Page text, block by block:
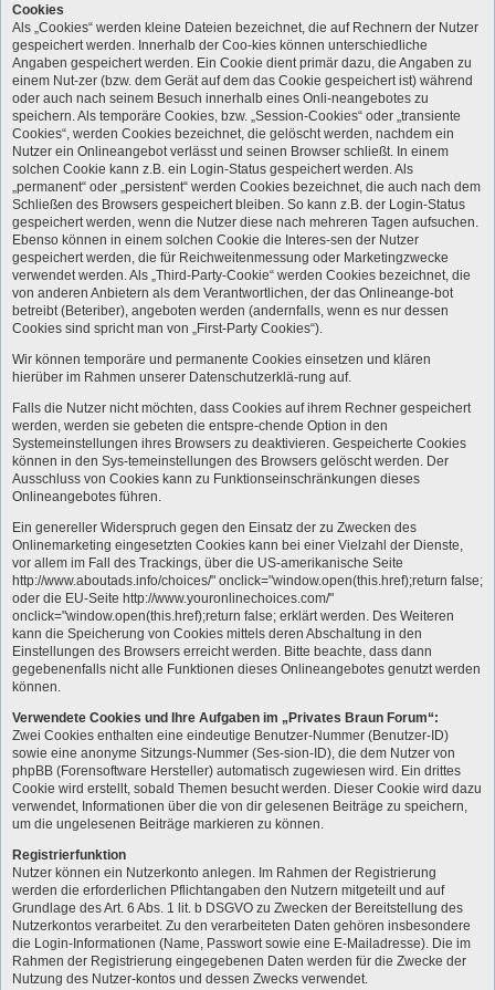
Cookies
Als „Cookies“ werden kleine Dateien bezeichnet, die auf Rechnern der Nutzer
gespeichert werden. Innerhalb der Coo-kies können unterschiedliche
Angaben gespeichert werden. Ein Cookie dient primär dazu, die Angaben zu
einem Nut-zer (bzw. dem Gerät auf dem das Cookie gespeichert ist) während
oder auch nach seinem Besuch innerhalb eines Onli-neangebotes zu
speichern. Als temporäre Cookies, bzw. „Session-Cookies“ oder „transiente
Cookies“, werden Cookies bezeichnet, die gelöscht werden, nachdem ein
Nutzer ein Onlineangebot verlässt und seinen Browser schließt. In einem
solchen Cookie kann z.B. ein Login-Status gespeichert werden. Als
„permanent“ oder „persistent“ werden Cookies bezeichnet, die auch nach dem
Schließen des Browsers gespeichert bleiben. So kann z.B. der Login-Status
gespeichert werden, wenn die Nutzer diese nach mehreren Tagen aufsuchen.
Ebenso können in einem solchen Cookie die Interes-sen der Nutzer
gespeichert werden, die für Reichweitenmessung oder Marketingzwecke
verwendet werden. Als „Third-Party-Cookie“ werden Cookies bezeichnet, die
von anderen Anbietern als dem Verantwortlichen, der das Onlineange-bot
betreibt (Beteriber), angeboten werden (andernfalls, wenn es nur dessen
Cookies sind spricht man von „First-Party Cookies“).
Wir können temporäre und permanente Cookies einsetzen und klären
hierüber im Rahmen unserer Datenschutzerklä-rung auf.
Falls die Nutzer nicht möchten, dass Cookies auf ihrem Rechner gespeichert
werden, werden sie gebeten die entspre-chende Option in den
Systemeinstellungen ihres Browsers zu deaktivieren. Gespeicherte Cookies
können in den Sys-temeinstellungen des Browsers gelöscht werden. Der
Ausschluss von Cookies kann zu Funktionseinschränkungen dieses
Onlineangebotes führen.
Ein genereller Widerspruch gegen den Einsatz der zu Zwecken des
Onlinemarketing eingesetzten Cookies kann bei einer Vielzahl der Dienste,
vor allem im Fall des Trackings, über die US-amerikanische Seite
http://www.aboutads.info/choices/" onclick="window.open(this.href);return false;
oder die EU-Seite http://www.youronlinechoices.com/"
onclick="window.open(this.href);return false; erklärt werden. Des Weiteren
kann die Speicherung von Cookies mittels deren Abschaltung in den
Einstellungen des Browsers erreicht werden. Bitte beachte, dass dann
gegebenenfalls nicht alle Funktionen dieses Onlineangebotes genutzt werden
können.
Verwendete Cookies und Ihre Aufgaben im „Privates Braun Forum“:
Zwei Cookies enthalten eine eindeutige Benutzer-Nummer (Benutzer-ID)
sowie eine anonyme Sitzungs-Nummer (Ses-sion-ID), die dem Nutzer von
phpBB (Forensoftware Hersteller) automatisch zugewiesen wird. Ein drittes
Cookie wird erstellt, sobald Themen besucht werden. Dieser Cookie wird dazu
verwendet, Informationen über die von dir gelesenen Beiträge zu speichern,
um die ungelesenen Beiträge markieren zu können.
Registrierfunktion
Nutzer können ein Nutzerkonto anlegen. Im Rahmen der Registrierung
werden die erforderlichen Pflichtangaben den Nutzern mitgeteilt und auf
Grundlage des Art. 6 Abs. 1 lit. b DSGVO zu Zwecken der Bereitstellung des
Nutzerkontos verarbeitet. Zu den verarbeiteten Daten gehören insbesondere
die Login-Informationen (Name, Passwort sowie eine E-Mailadresse). Die im
Rahmen der Registrierung eingegebenen Daten werden für die Zwecke der
Nutzung des Nutzer-kontos und dessen Zwecks verwendet.